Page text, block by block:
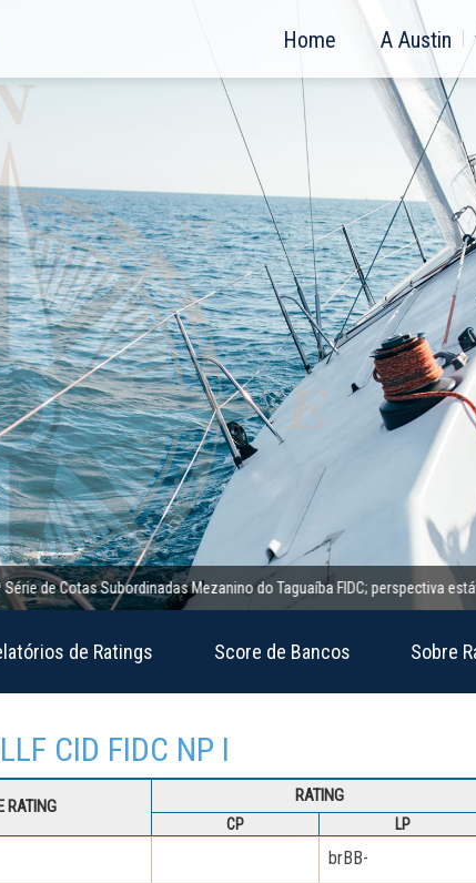
Home A Austin
Subordinadas Mezanino do Taguaíba FIDC; perspectiva estável
de Ratings Score de Bancos Sobre
CID FIDC NP I
RATING
RATING
CP LP
brBB-